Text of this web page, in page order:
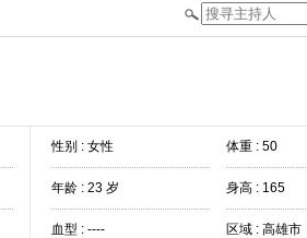
性别 : 女性 体重 : 50
年龄 : 23 岁 身高 : 165
血型 : ---- 区域 : 高雄市